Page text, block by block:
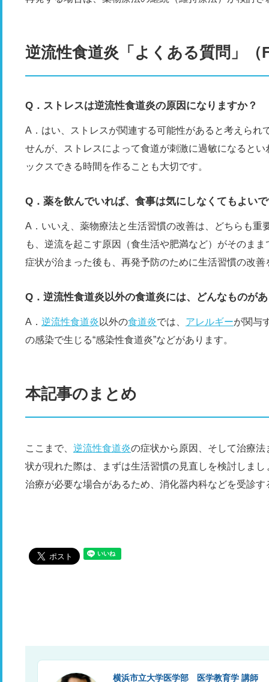
逆流性食道炎「よくある質問」（
Q．ストレスは逆流性食道炎の原因になりますか？
A．はい、ストレスが関連する可能性があると考えられ
せんが、ストレスによって食道が刺激に過敏になると
ックスできる時間を作ることも大切です。
Q．薬を飲んでいれば、食事は気にしなくてもよい
A．いいえ、薬物療法と生活習慣の改善は、どちらも重
も、逆流を起こす原因（食生活や肥満など）がそのま
症状が治まった後も、再発予防のために生活習慣の改善
Q．逆流性食道炎以外の食道炎には、どんなものが
A． 逆流性食道炎 以外の食道炎では、 アレルギーが関与
の感染で生じる“感染性食道炎”などがあります。
本記事のまとめ
ここまで、 逆流性食道炎の症状から原因、そして治療
状が現れた際は、まずは生活習慣の見直しを検討しま
治療が必要な場合があるため、消化器内科などを受診す
横浜市立大学医学部 医学教育学 講師